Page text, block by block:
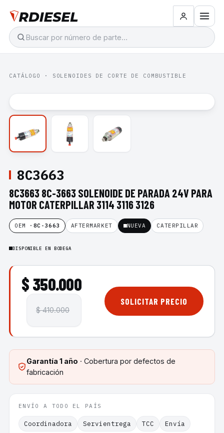
CATÁLOGO · SOLENOIDES DE CORTE DE COMBUSTIBLE
8C3663
8C3663 8C-3663 SOLENOIDE DE PARADA 24V PARA
MOTOR CATERPILLAR 3114 3116 3126
OEM · 8C-3663 AFTERMARKET NUEVA CATERPILLAR
DISPONIBLE EN BODEGA
$ 350.000
$ 410.000
SOLICITAR PRECIO
Garantía 1 año · Cobertura por defectos de
fabricación
ENVÍO A TODO EL PAÍS
Coordinadora Servientrega TCC Envía